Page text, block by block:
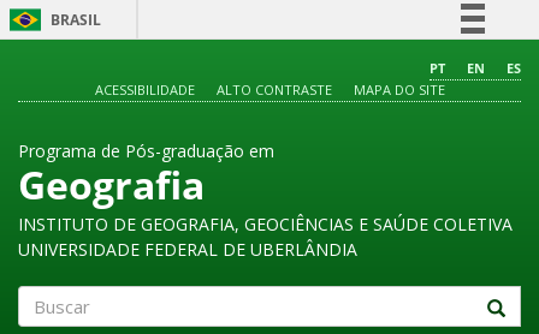
BRASIL
Comunica BR
PT EN
ES
ACESSIBILIDADE
ALTO CONTRASTE MAPA DO SITE
Programa de Pós-graduação em
Geografia
INSTITUTO DE GEOGRAFIA, GEOCIÊNCIAS E SAÚDE COLETIVA
UNIVERSIDADE FEDERAL DE UBERLÂNDIA